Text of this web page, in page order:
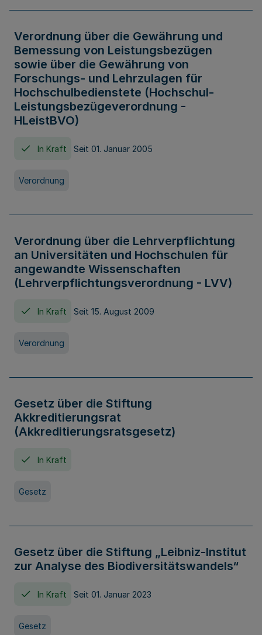
Verordnung über die Gewährung und
Bemessung von Leistungsbezügen
sowie über die Gewährung von
Forschungs- und Lehrzulagen für
Hochschulbedienstete (Hochschul-
Leistungsbezügeverordnung -
HLeistBVO)
In Kraft Seit 01. Januar 2005
Verordnung
Verordnung über die Lehrverpflichtung
an Universitäten und Hochschulen für
angewandte Wissenschaften
(Lehrverpflichtungsverordnung - LVV)
In Kraft Seit 15. August 2009
Verordnung
Gesetz über die Stiftung
Akkreditierungsrat
(Akkreditierungsratsgesetz)
In Kraft
Gesetz
Gesetz über die Stiftung „Leibniz-Institut
zur Analyse des Biodiversitätswandels“
In Kraft Seit 01. Januar 2023
Gesetz